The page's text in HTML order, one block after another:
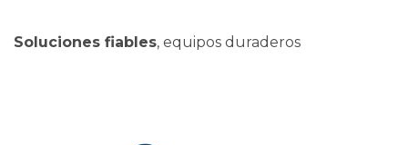
Soluciones fiables, equipos duraderos